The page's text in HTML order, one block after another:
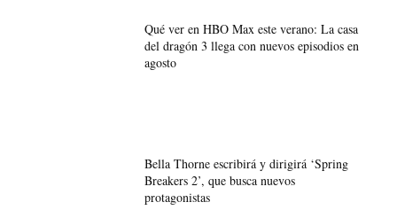
Qué ver en HBO Max este verano: La casa
del dragón 3 llega con nuevos episodios en
agosto
Bella Thorne escribirá y dirigirá ‘Spring
Breakers 2’, que busca nuevos
protagonistas